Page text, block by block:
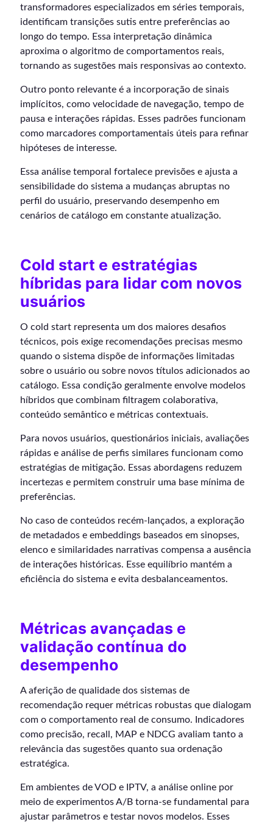
transformadores especializados em séries temporais,
identificam transições sutis entre preferências ao
longo do tempo. Essa interpretação dinâmica
aproxima o algoritmo de comportamentos reais,
tornando as sugestões mais responsivas ao contexto.
Outro ponto relevante é a incorporação de sinais
implícitos, como velocidade de navegação, tempo de
pausa e interações rápidas. Esses padrões funcionam
como marcadores comportamentais úteis para refinar
hipóteses de interesse.
Essa análise temporal fortalece previsões e ajusta a
sensibilidade do sistema a mudanças abruptas no
perfil do usuário, preservando desempenho em
cenários de catálogo em constante atualização.
Cold start e estratégias
híbridas para lidar com novos
usuários
O cold start representa um dos maiores desafios
técnicos, pois exige recomendações precisas mesmo
quando o sistema dispõe de informações limitadas
sobre o usuário ou sobre novos títulos adicionados ao
catálogo. Essa condição geralmente envolve modelos
híbridos que combinam filtragem colaborativa,
conteúdo semântico e métricas contextuais.
Para novos usuários, questionários iniciais, avaliações
rápidas e análise de perfis similares funcionam como
estratégias de mitigação. Essas abordagens reduzem
incertezas e permitem construir uma base mínima de
preferências.
No caso de conteúdos recém-lançados, a exploração
de metadados e embeddings baseados em sinopses,
elenco e similaridades narrativas compensa a ausência
de interações históricas. Esse equilíbrio mantém a
eficiência do sistema e evita desbalanceamentos.
Métricas avançadas e
validação contínua do
desempenho
A aferição de qualidade dos sistemas de
recomendação requer métricas robustas que dialogam
com o comportamento real de consumo. Indicadores
como precisão, recall, MAP e NDCG avaliam tanto a
relevância das sugestões quanto sua ordenação
estratégica.
Em ambientes de VOD e IPTV, a análise online por
meio de experimentos A/B torna-se fundamental para
ajustar parâmetros e testar novos modelos. Esses